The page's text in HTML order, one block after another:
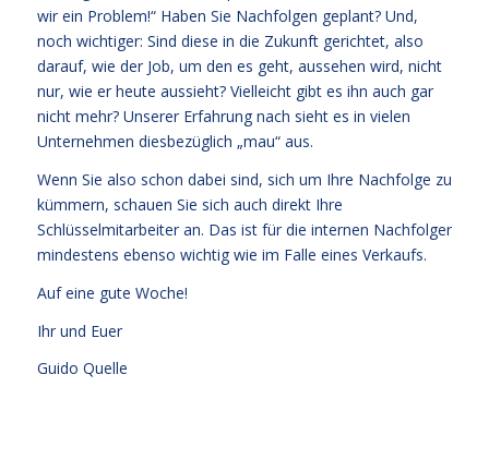
wir ein Problem!“ Haben Sie Nachfolgen geplant? Und,
noch wichtiger: Sind diese in die Zukunft gerichtet, also
darauf, wie der Job, um den es geht, aussehen wird, nicht
nur, wie er heute aussieht? Vielleicht gibt es ihn auch gar
nicht mehr? Unserer Erfahrung nach sieht es in vielen
Unternehmen diesbezüglich „mau“ aus.
Wenn Sie also schon dabei sind, sich um Ihre Nachfolge zu
kümmern, schauen Sie sich auch direkt Ihre
Schlüsselmitarbeiter an. Das ist für die internen Nachfolger
mindestens ebenso wichtig wie im Falle eines Verkaufs.
Auf eine gute Woche!
Ihr und Euer
Guido Quelle